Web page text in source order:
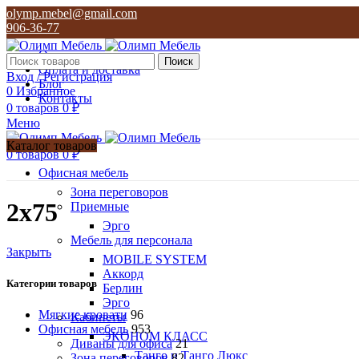
olymp.mebel@gmail.com
906-36-77
О нас
Оплата и доставка
Блог
Контакты
Поиск
Вход / Регистрация
0 Избранное
0 товаров 0₽
Меню
0товаров 0₽
Каталог товаров
Офисная мебель
Зона переговоров
Приемные
Эрго
Мебель для персонала
MOBILE SYSTEM
Аккорд
Берлин
Эрго
Кабинеты
ЭКОНОМ КЛАСС
Танго и Танго Люкс
2х75
Закрыть
Категории товаров
Мягкие кровати 96
Офисная мебель 953
Диваны для офиса 21